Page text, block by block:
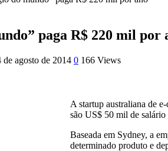
paga R$ 220 mil por
de agosto de 2014 0 166 Views
A startup australiana de
são US$ 50 mil de
Baseada em Sydney, a
determinado produto e